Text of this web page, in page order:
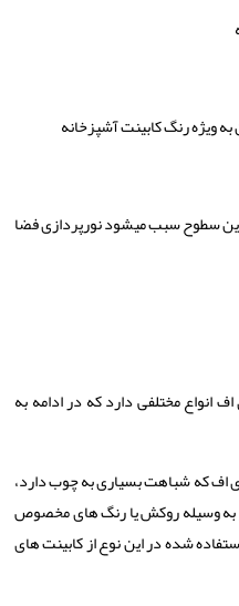
ویژه رنگ کابینت آشپزخانه
سطوح سبب میشود نورپردازی فضا
مختلفی دارد که در ادامه به
اف که شباهت بسیاری به چوب دارد،
به وسیله روکش یا رنگ­ های مخصوص
شده در این نوع از کابینت ­های